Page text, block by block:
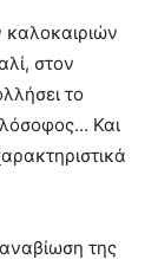
στον
το
Και
της